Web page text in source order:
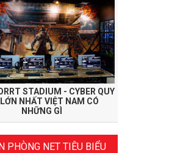
STADIUM - CYBER QUY
NHẤT VIỆT NAM CÓ
NHỮNG GÌ
PHÒNG NET TIÊU BIỂU